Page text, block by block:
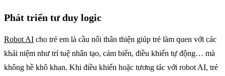
Phát triển tư duy logic
Robot AI cho trẻ em là cầu nối thân thiện giúp trẻ làm quen với các
khái niệm như trí tuệ nhân tạo, cảm biến, điều khiển tự động… mà
không hề khô khan. Khi điều khiển hoặc tương tác với robot AI, trẻ